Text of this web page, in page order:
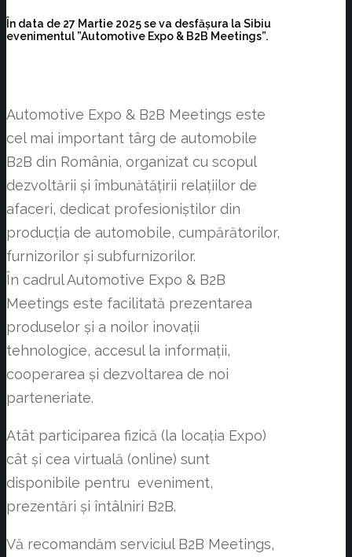
În data de 27 Martie 2025 se va desfășura la Sibiu
evenimentul ”Automotive Expo & B2B Meetings”.
Automotive Expo & B2B Meetings este
cel mai important târg de automobile
B2B din România, organizat cu scopul
dezvoltării și îmbunătățirii relațiilor de
afaceri, dedicat profesioniștilor din
producția de automobile, cumpărătorilor,
furnizorilor și subfurnizorilor.
În cadrul Automotive Expo & B2B
Meetings este facilitată prezentarea
produselor și a noilor inovații
tehnologice, accesul la informații,
cooperarea și dezvoltarea de noi
parteneriate.
Atât participarea fizică (la locația Expo)
cât și cea virtuală (online) sunt
disponibile pentru eveniment,
prezentări și întâlniri B2B.
Vă recomandăm serviciul B2B Meetings,